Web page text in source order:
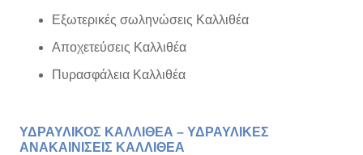
Εξωτερικές σωληνώσεις Καλλιθέα
Αποχετεύσεις Καλλιθέα
Πυρασφάλεια Καλλιθέα
ΥΔΡΑΥΛΙΚΟΣ ΚΑΛΛΙΘΕΑ – ΥΔΡΑΥΛΙΚΕΣ
ΑΝΑΚΑΙΝΙΣΕΙΣ ΚΑΛΛΙΘΕΑ